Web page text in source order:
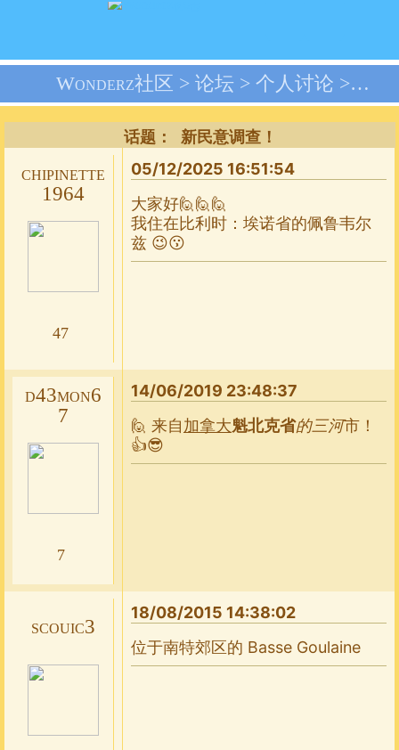
Wonderz社区 > 论坛> 个人讨论 > 新
话题： 新民意调查！
chipinette
1964
47
05/12/2025 16:51:54
大家好🙋🙋🙋
我住在比利时：埃诺省的佩鲁韦尔
兹 😉😗
d43mon6
7
7
14/06/2019 23:48:37
🙋 来自加拿大魁北克省的三河市！
👍😎
scouic3
18/08/2015 14:38:02
位于南特郊区的 Basse Goulaine